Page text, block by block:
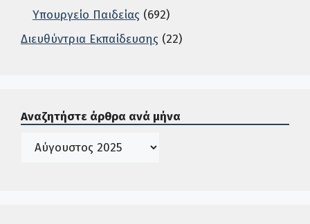
Υπουργείο Παιδείας (692)
Διευθύντρια Εκπαίδευσης (22)
Αναζητήστε άρθρα ανά μήνα
Ιστορικό